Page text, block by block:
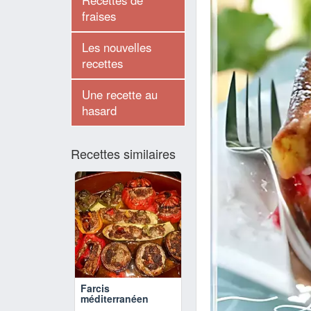
fraises
Les nouvelles
recettes
Une recette au
hasard
Recettes similaires
Farcis
méditerranéen